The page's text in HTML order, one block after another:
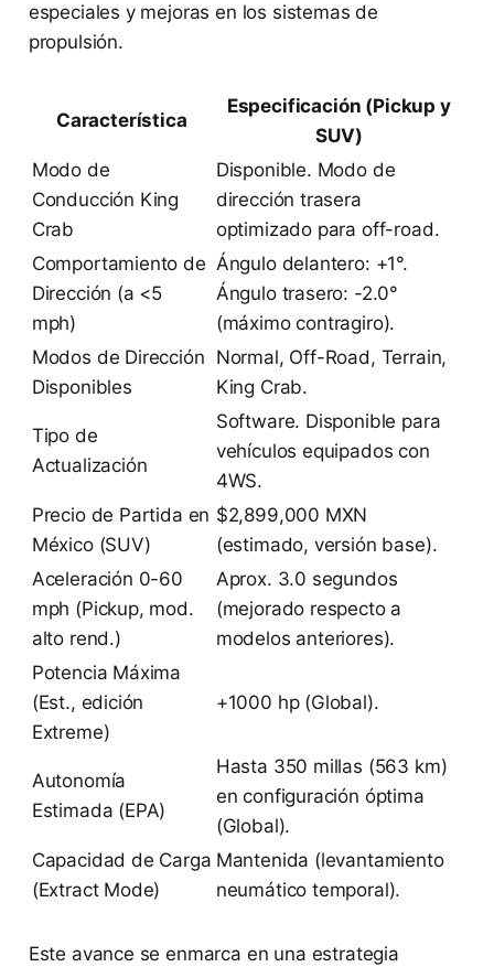
especiales y mejoras en los sistemas de
propulsión.
Característica
Especificación (Pickup y
SUV)
Modo de
Conducción King
Crab
Disponible. Modo de
dirección trasera
optimizado para off-road.
Comportamiento de
Dirección (a <5
mph)
Ángulo delantero: +1°.
Ángulo trasero: -2.0°
(máximo contragiro).
Modos de Dirección
Disponibles
Normal, Off-Road, Terrain,
King Crab.
Tipo de
Actualización
Software. Disponible para
vehículos equipados con
4WS.
Precio de Partida en
México (SUV)
$2,899,000 MXN
(estimado, versión base).
Aceleración 0-60
mph (Pickup, mod.
alto rend.)
Aprox. 3.0 segundos
(mejorado respecto a
modelos anteriores).
Potencia Máxima
(Est., edición
Extreme)
+1000 hp (Global).
Autonomía
Estimada (EPA)
Hasta 350 millas (563 km)
en configuración óptima
(Global).
Capacidad de Carga
(Extract Mode)
Mantenida (levantamiento
neumático temporal).
Este avance se enmarca en una estrategia